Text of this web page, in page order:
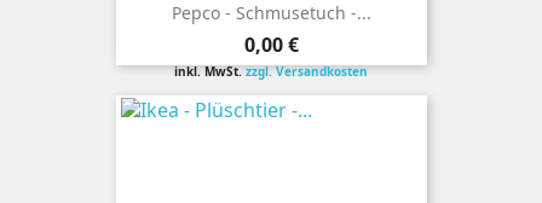
Pepco - Schmusetuch -...
Preis
0,00 €
inkl. MwSt.zzgl. Versandkosten